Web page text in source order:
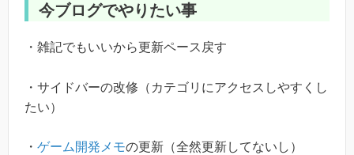
今ブログでやりたい事
・雑記でもいいから更新ペース戻す
・サイドバーの改修（カテゴリにアクセスしやすくし
たい）
・ ゲーム開発メモの更新（全然更新してないし）